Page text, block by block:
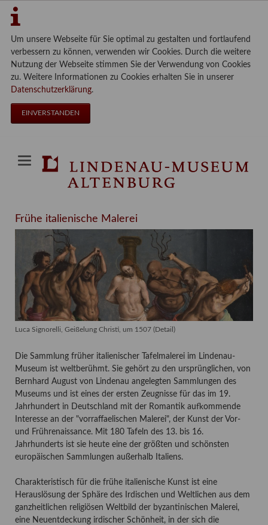
Um unsere Webseite für Sie optimal zu gestalten und fortlaufend
verbessern zu können, verwenden wir Cookies. Durch die weitere
Nutzung der Webseite stimmen Sie der Verwendung von Cookies
zu. Weitere Informationen zu Cookies erhalten Sie in unserer
Datenschutzerklärung.
EINVERSTANDEN
Frühe italienische Malerei
Luca Signorelli, Geißelung Christi, um 1507 (Detail)
Die Sammlung früher italienischer Tafelmalerei im Lindenau-
Museum ist weltberühmt. Sie gehört zu den ursprünglichen, von
Bernhard August von Lindenau angelegten Sammlungen des
Museums und ist eines der ersten Zeugnisse für das im 19.
Jahrhundert in Deutschland mit der Romantik aufkommende
Interesse an der "vorraffaelischen Malerei", der Kunst der Vor-
und Frührenaissance. Mit 180 Tafeln des 13. bis 16.
Jahrhunderts ist sie heute eine der größten und schönsten
europäischen Sammlungen außerhalb Italiens.
Charakteristisch für die frühe italienische Kunst ist eine
Herauslösung der Sphäre des Irdischen und Weltlichen aus dem
ganzheitlichen religiösen Weltbild der byzantinischen Malerei,
eine Neuentdeckung irdischer Schönheit, in der sich die